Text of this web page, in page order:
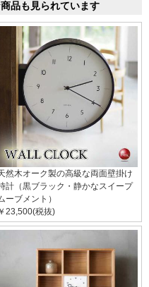
品も見られています
然木オーク製の高級な両面壁掛け
計（黒ブラック・静かなスイープ
ーブメント）
￥23,500(税抜)